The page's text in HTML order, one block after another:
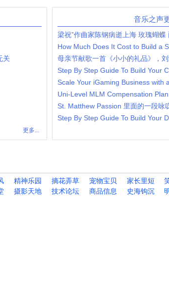
关
更多...
音乐之声
梁祝”作曲家陈钢病逝上海 玫瑰蝴
How Much Does It Cost to Build a
母亲节献歌一首《小小的礼品》，
St. Matthew Passion 里面的一段
Step By Step Guide To Build Your
精神乐园 摘花弄草 宠物宝贝 家长里短
摄影天地 技术论坛 商品信息 史海钩沉